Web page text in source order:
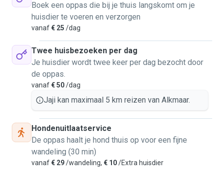
Boek een oppas die bij je thuis langskomt om je
huisdier te voeren en verzorgen
vanaf€ 25 /dag
Twee huisbezoeken per dag
Je huisdier wordt twee keer per dag bezocht door
de oppas.
vanaf€ 50/dag
Jaji kan maximaal 5 km reizen van Alkmaar.
Hondenuitlaatservice
De oppas haalt je hond thuis op voor een fijne
wandeling (30 min)
vanaf€ 29/wandeling, € 10/Extra huisdier